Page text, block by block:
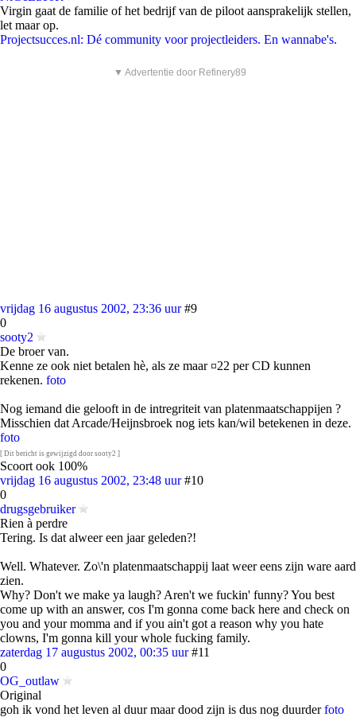
Virgin gaat de familie of het bedrijf van de piloot aansprakelijk stellen,
let maar op.
Projectsucces.nl: Dé community voor projectleiders. En wannabe's.
▼ Advertentie door Refinery89
vrijdag 16 augustus 2002, 23:36 uur #9
0
sooty2
De broer van.
Kenne ze ook niet betalen hè, als ze maar ¤22 per CD kunnen
rekenen. foto
Nog iemand die gelooft in de intregriteit van platenmaatschappijen ?
Misschien dat Arcade/Heijnsbroek nog iets kan/wil betekenen in deze.
foto
[ Dit bericht is gewijzigd door sooty2 ]
Scoort ook 100%
vrijdag 16 augustus 2002, 23:48 uur #10
0
drugsgebruiker
Rien à perdre
Tering. Is dat alweer een jaar geleden?!
Well. Whatever. Zo\'n platenmaatschappij laat weer eens zijn ware aard
zien.
Why? Don't we make ya laugh? Aren't we fuckin' funny? You best
come up with an answer, cos I'm gonna come back here and check on
you and your momma and if you ain't got a reason why you hate
clowns, I'm gonna kill your whole fucking family.
zaterdag 17 augustus 2002, 00:35 uur #11
0
OG_outlaw
Original
goh ik vond het leven al duur maar dood zijn is dus nog duurderfoto